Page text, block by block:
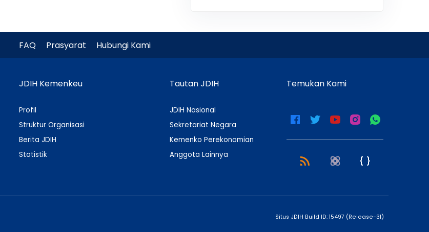
FAQ Prasyarat Hubungi Kami
JDIH Kemenkeu
Profil
Struktur Organisasi
Berita JDIH
Statistik
Tautan JDIH
JDIH Nasional
Sekretariat Negara
Kemenko Perekonomian
Anggota Lainnya
Temukan Kami
Situs JDIH Build ID: 15497 (Release-31)